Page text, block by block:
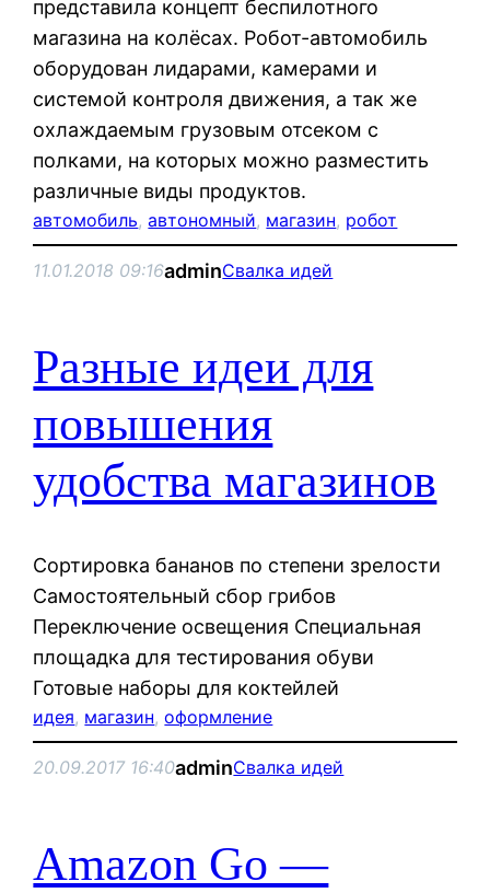
представила концепт беспилотного
магазина на колёсах. Робот-автомобиль
оборудован лидарами, камерами и
системой контроля движения, а так же
охлаждаемым грузовым отсеком с
полками, на которых можно разместить
различные виды продуктов.
автомобиль, автономный, магазин, робот
11.01.2018 09:16adminСвалка идей
Разные идеи для
повышения
удобства магазинов
Сортировка бананов по степени зрелости
Самостоятельный сбор грибов
Переключение освещения Специальная
площадка для тестирования обуви
Готовые наборы для коктейлей
идея, магазин, оформление
20.09.2017 16:40adminСвалка идей
Amazon Go —